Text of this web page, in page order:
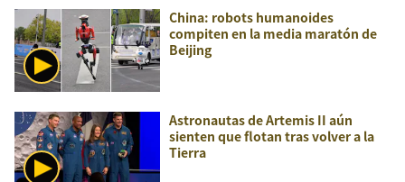
China: robots humanoides
compiten en la media maratón de
Beijing
Astronautas de Artemis II aún
sienten que flotan tras volver a la
Tierra